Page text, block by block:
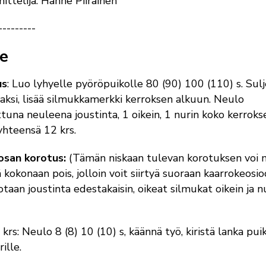
: Luo lyhyelle pyöröpuikolle 80 (90) 100 (110) s.
lisää silmukkamerkki kerroksen alkuun. Neulo
neuleena joustinta, 1 oikein, 1 nurin koko
12 krs.
korotus:(Tämän niskaan tulevan korotuksen voi
pois, jolloin voit siirtyä suoraan
joustinta edestakaisin, oikeat silmukat oikein ja
krs: Neulo 8 (8) 10 (10) s, käännä työ, kiristä lanka